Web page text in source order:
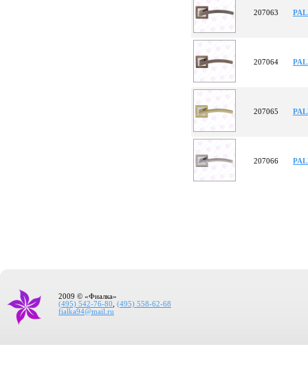
207063
207064
207065
207066
2009 © «Фиалка»
(495) 542-76-80
(495) 558-62-68
fialka94@mail.ru